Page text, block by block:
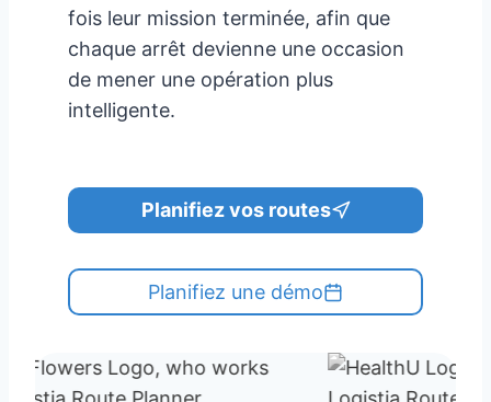
fois leur mission terminée, afin que
chaque arrêt devienne une occasion
de mener une opération plus
intelligente.
Planifiez vos routes
Planifiez une démo